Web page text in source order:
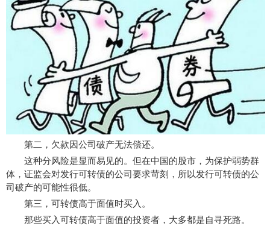
第二，欠款因公司破产无法偿还。
这种分风险是显而易见的。但在中国的股市，为保护弱势群
体，证监会对发行可转债的公司要求苛刻，所以发行可转债的公
司破产的可能性很低。
第三，可转债高于面值时买入。
那些买入可转债高于面值的投资者，大多都是自寻死路。